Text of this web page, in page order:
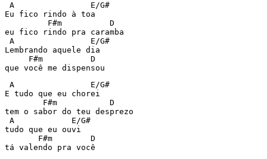
A                E/G#
Eu fico rindo à toa
         F#m          D
eu fico rindo pra caramba
A                E/G#
Lembrando aquele dia
     F#m          D
que você me dispensou
A                E/G#
E tudo que eu chorei
        F#m           D
tem o sabor do teu desprezo
A            E/G#
tudo que eu ouvi
       F#m        D
tá valendo pra você